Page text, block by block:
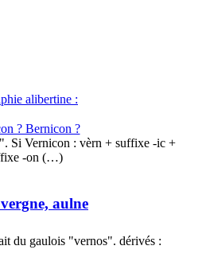
alibertine :
? Bernicon ?
Si Vernicon : vèrn + suffixe -ic +
-on (…)
aulne
du gaulois "vernos". dérivés :